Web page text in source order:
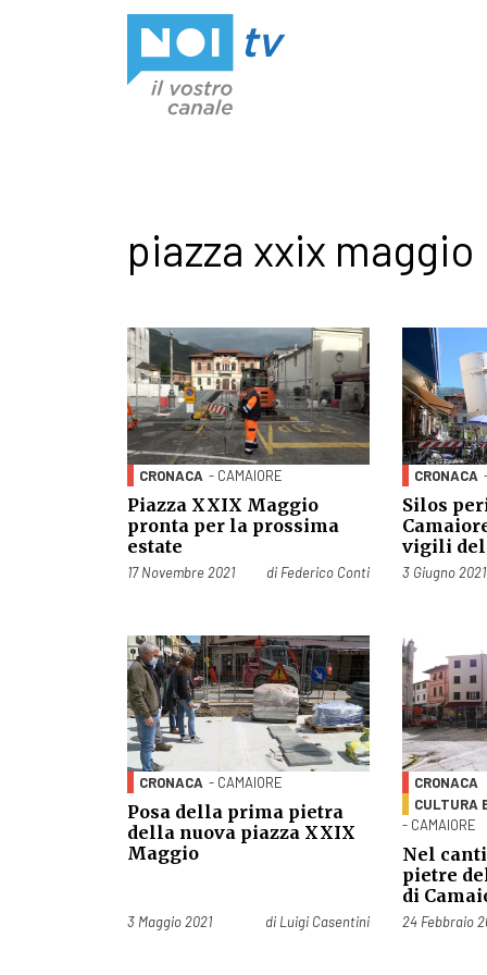
piazza xxix maggio
CRONACA - CAMAIORE
Piazza XXIX Maggio
pronta per la prossima
estate
Pubblicato il
17 Novembre 2021 di Federico Conti
CRONACA
Silos
vigili del
Pubblicato il
3 Giugno 2021
CRONACA - CAMAIORE
Posa della prima pietra
della nuova piazza XXIX
Maggio
Pubblicato il
3 Maggio 2021 di Luigi Casentini
CRONACA
CULTURA
- CAMAIORE
Nel
pietre
di
Pubblicato il
24 Febbraio